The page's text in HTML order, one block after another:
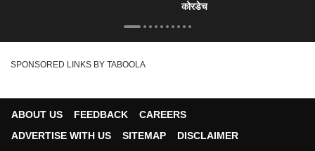
कोरडेच
SPONSORED LINKS BY TABOOLA
ABOUT US FEEDBACK
CAREERS
ADVERTISE WITH US
SITEMAP
DISCLAIMER